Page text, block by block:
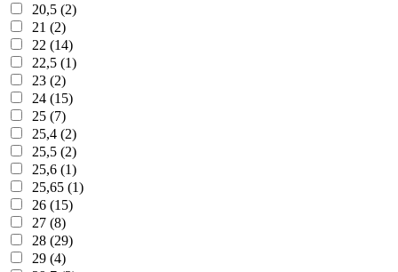
20,5 (2)
21 (2)
22 (14)
22,5 (1)
23 (2)
24 (15)
25 (7)
25,4 (2)
25,5 (2)
25,6 (1)
25,65 (1)
26 (15)
27 (8)
28 (29)
29 (4)